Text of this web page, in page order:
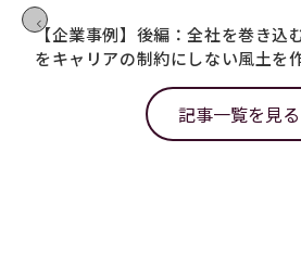
【企業事例】後編：全社を巻き込
をキャリアの制約にしない風土
記事一覧を見る